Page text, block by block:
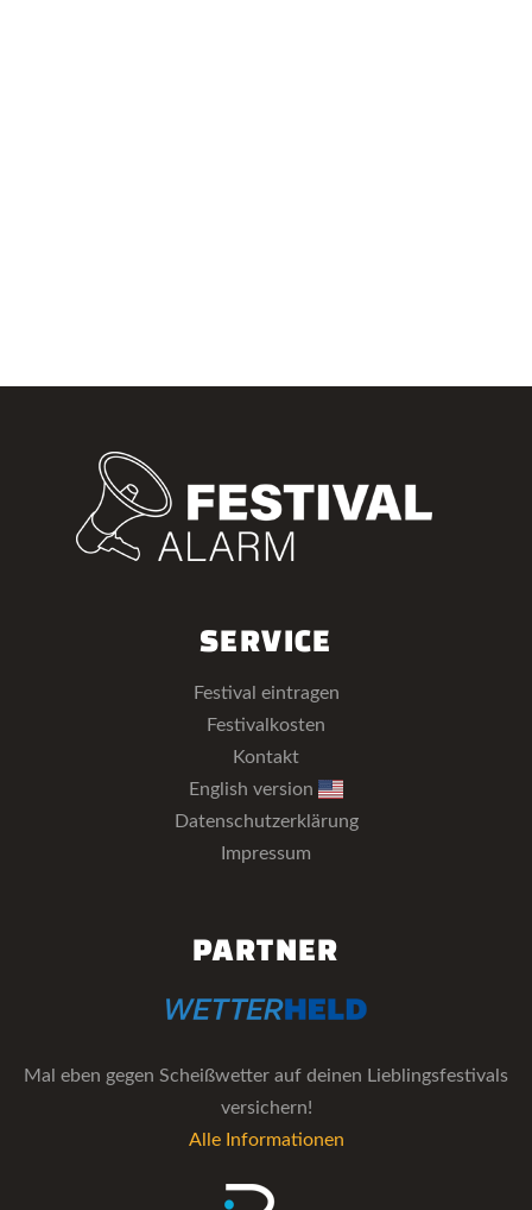
SERVICE
Festival eintragen
Festivalkosten
Kontakt
English version
Datenschutzerklärung
Impressum
PARTNER
Mal eben gegen Scheißwetter auf deinen Lieblingsfestivals
versichern!
Alle Informationen